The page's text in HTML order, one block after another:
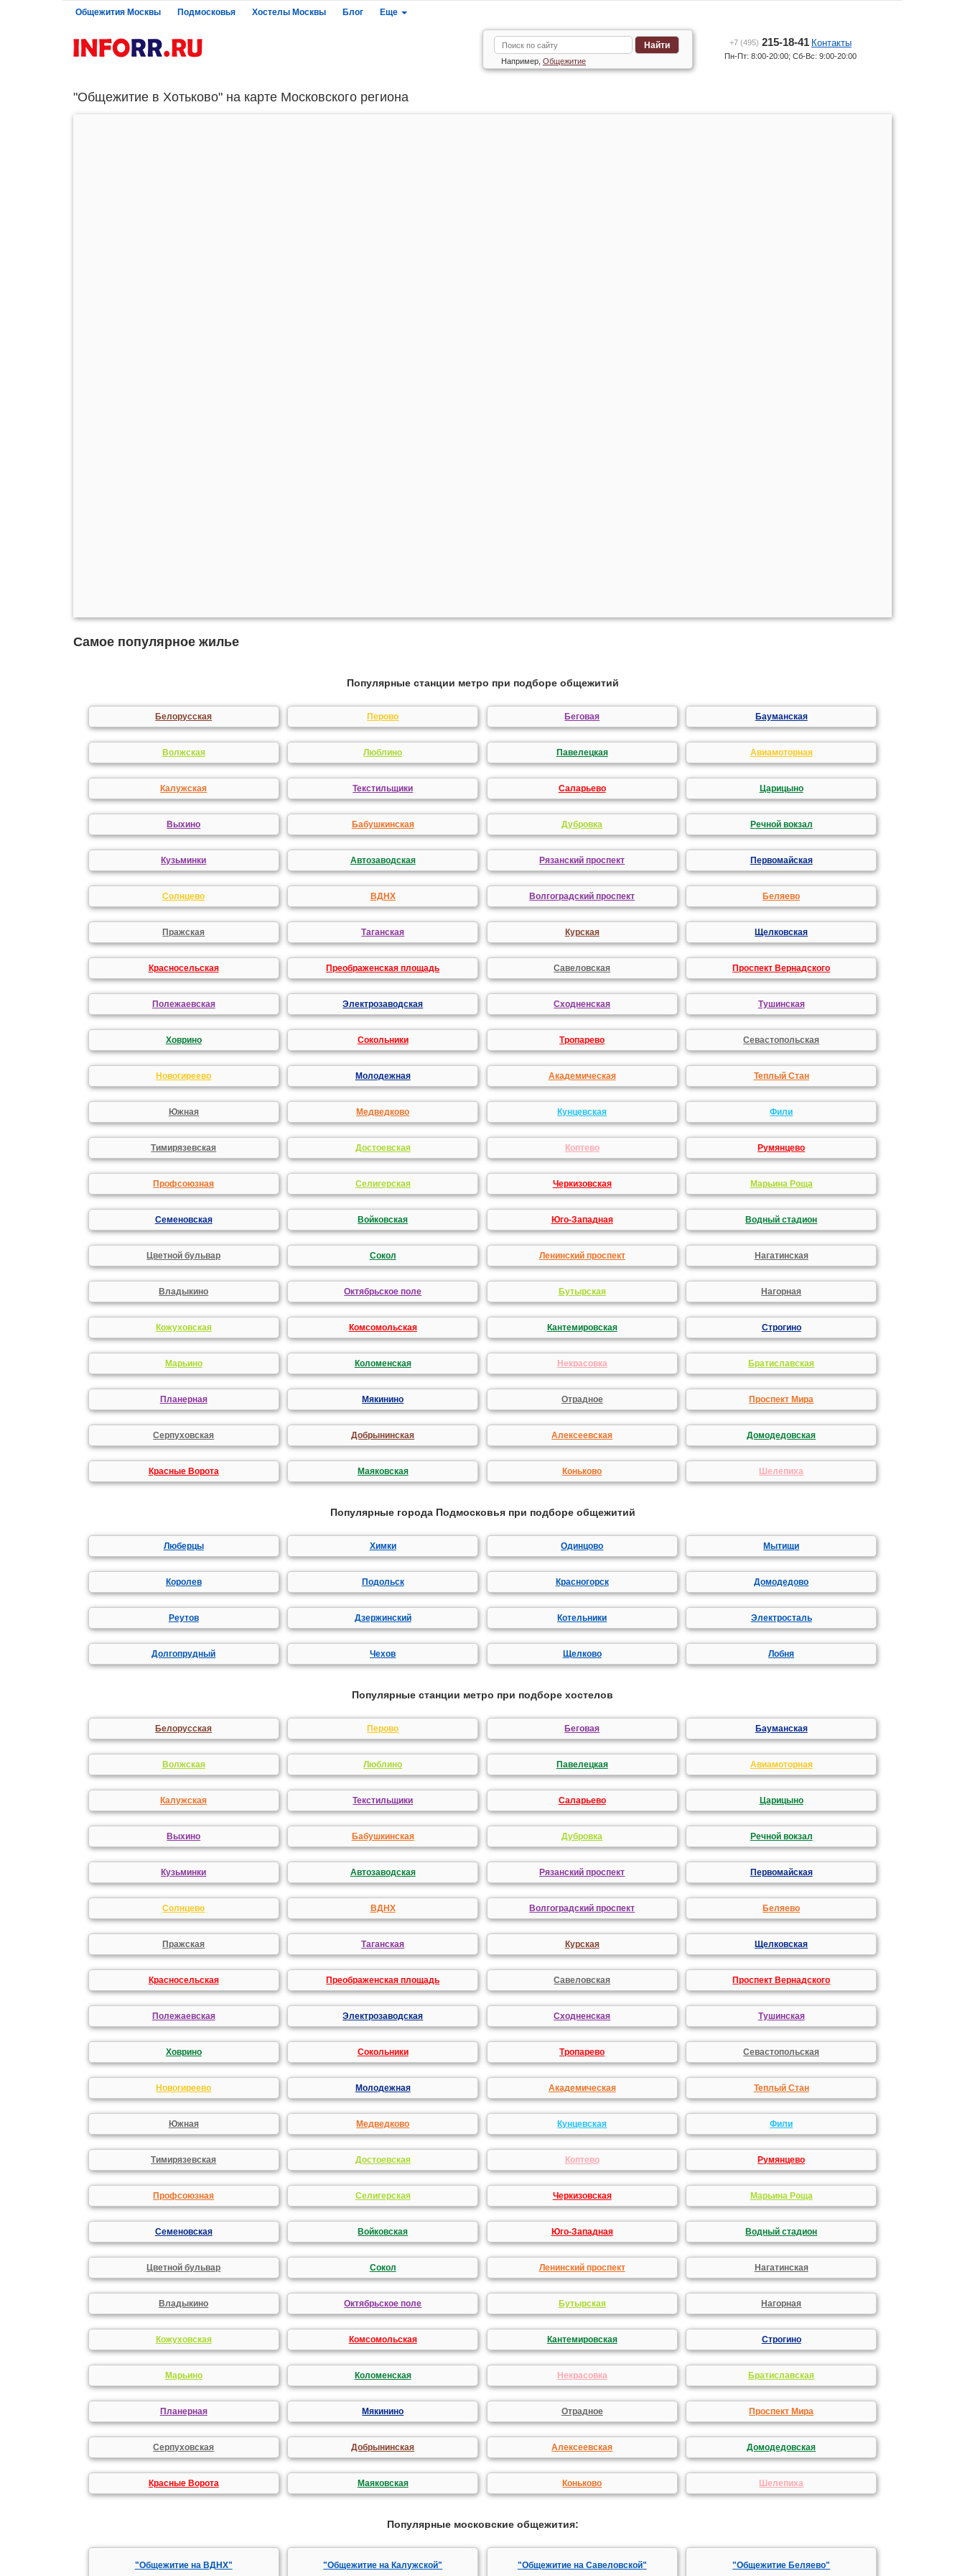
Общежития Москвы Подмосковья Хостелы Москвы Блог Еще
Найти
Например, Общежитие
+7 (495) 215-18-41 Контакты
Пн-Пт: 8:00-20:00; Сб-Вс: 9:00-20:00
"Общежитие в Хотьково" на карте Московского региона
Самое популярное жилье
Популярные станции метро при подборе общежитий
Белорусская Перово Беговая Бауманская
Волжская Люблино Павелецкая Авиамоторная
Калужская Текстильщики Саларьево Царицыно
Выхино Бабушкинская Дубровка Речной вокзал
Кузьминки Автозаводская Рязанский проспект Первомайская
Солнцево ВДНХ Волгоградский проспект Беляево
Пражская Таганская Курская Щелковская
Красносельская Преображенская площадь Савеловская Проспект Вернадского
Полежаевская Электрозаводская Сходненская Тушинская
Ховрино Сокольники Тропарево Севастопольская
Новогиреево Молодежная Академическая Теплый Стан
Южная Медведково Кунцевская Фили
Тимирязевская Достоевская Коптево Румянцево
Профсоюзная Селигерская Черкизовская Марьина Роща
Семеновская Войковская Юго-Западная Водный стадион
Цветной бульвар Сокол Ленинский проспект Нагатинская
Владыкино Октябрьское поле Бутырская Нагорная
Кожуховская Комсомольская Кантемировская Строгино
Марьино Коломенская Некрасовка Братиславская
Планерная Мякинино Отрадное Проспект Мира
Серпуховская Добрынинская Алексеевская Домодедовская
Красные Ворота Маяковская Коньково Шелепиха
Популярные города Подмосковья при подборе общежитий
Люберцы Химки Одинцово Мытищи
Королев Подольск Красногорск Домодедово
Реутов Дзержинский Котельники Электросталь
Долгопрудный Чехов Щелково Лобня
Популярные станции метро при подборе хостелов
Белорусская Перово Беговая Бауманская
Волжская Люблино Павелецкая Авиамоторная
Калужская Текстильщики Саларьево Царицыно
Выхино Бабушкинская Дубровка Речной вокзал
Кузьминки Автозаводская Рязанский проспект Первомайская
Солнцево ВДНХ Волгоградский проспект Беляево
Пражская Таганская Курская Щелковская
Красносельская Преображенская площадь Савеловская Проспект Вернадского
Полежаевская Электрозаводская Сходненская Тушинская
Ховрино Сокольники Тропарево Севастопольская
Новогиреево Молодежная Академическая Теплый Стан
Южная Медведково Кунцевская Фили
Тимирязевская Достоевская Коптево Румянцево
Профсоюзная Селигерская Черкизовская Марьина Роща
Семеновская Войковская Юго-Западная Водный стадион
Цветной бульвар Сокол Ленинский проспект Нагатинская
Владыкино Октябрьское поле Бутырская Нагорная
Кожуховская Комсомольская Кантемировская Строгино
Марьино Коломенская Некрасовка Братиславская
Планерная Мякинино Отрадное Проспект Мира
Серпуховская Добрынинская Алексеевская Домодедовская
Красные Ворота Маяковская Коньково Шелепиха
Популярные московские общежития:
"Общежитие на ВДНХ" "Общежитие на Калужской" "Общежитие на Савеловской" "Общежитие Беляево"